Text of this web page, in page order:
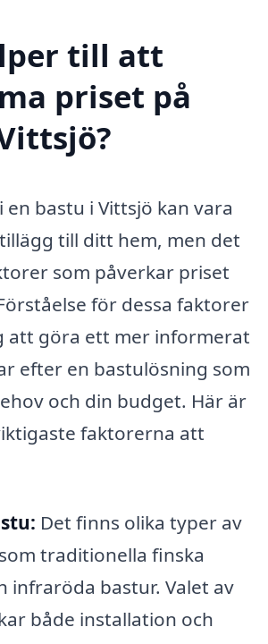
till att
priset på
bastu i Vittsjö kan vara
till ditt hem, men det
som påverkar priset
för dessa faktorer
att göra ett mer informerat
efter en bastulösning som
och din budget. Här är
faktorerna att
Det finns olika typer av
traditionella finska
infraröda bastur. Valet av
både installation och